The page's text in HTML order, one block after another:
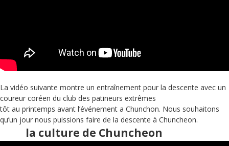
La vidéo suivante montre un entraînement pour la descente avec un
coureur coréen du club des patineurs extrêmes
tôt au printemps avant l’événement a Chunchon. Nous souhaitons
qu’un jour nous puissions faire de la descente à Chuncheon.
la culture de Chuncheon